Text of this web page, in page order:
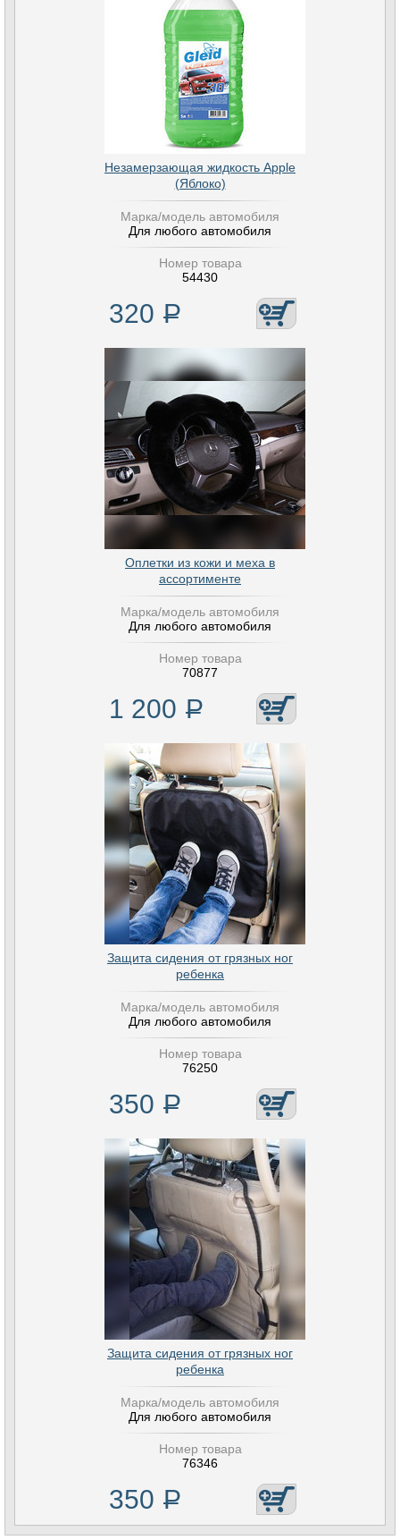
Незамерзающая жидкость Apple
(Яблоко)
Марка/модель автомобиля
Для любого автомобиля
Номер товара
54430
320 Р
Оплетки из кожи и меха в
ассортименте
Марка/модель автомобиля
Для любого автомобиля
Номер товара
70877
1 200 Р
Защита сидения от грязных ног
ребенка
Марка/модель автомобиля
Для любого автомобиля
Номер товара
76250
350 Р
Защита сидения от грязных ног
ребенка
Марка/модель автомобиля
Для любого автомобиля
Номер товара
76346
350 Р